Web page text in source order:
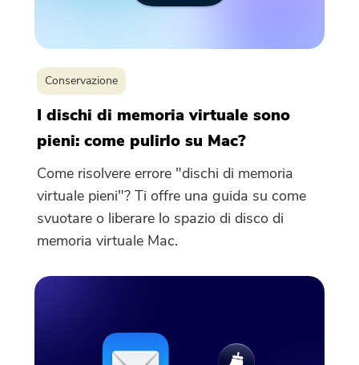
Conservazione
I dischi di memoria virtuale sono
pieni: come pulirlo su Mac?
Come risolvere errore "dischi di memoria
virtuale pieni"? Ti offre una guida su come
svuotare o liberare lo spazio di disco di
memoria virtuale Mac.
Abbonati alle nostre notizie sulle
applicazioni iMyMac.
Questo software può essere
scaricato e utilizzato solo su
Mac. Puoi inserire il tuo indirizzo
e-mail per ottenere il link per il
download e il codice coupon. Se
vuoi comprare il software, clicca
suNegozio
Inserisci un indirizzo email valido.
Invia